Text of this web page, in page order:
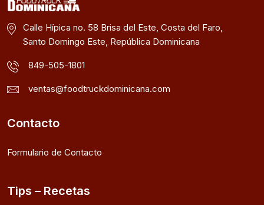
Calle Hípica no. 58 Brisa del Este, Costa del Faro,
Santo Domingo Este, República Dominicana
849-505-1801
ventas@foodtruckdominicana.com
Contacto
Formulario de Contacto
Tips – Recetas